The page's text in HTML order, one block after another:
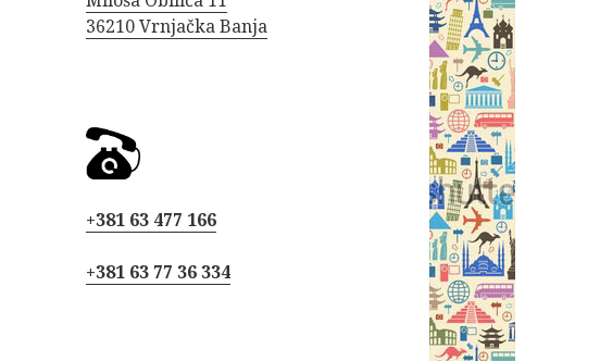
36210 Vrnjačka Banja
+381 63 477 166
+381 63 77 36 334